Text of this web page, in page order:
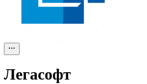
Легасофт